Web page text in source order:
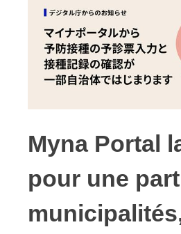
Myna Portal
pour une